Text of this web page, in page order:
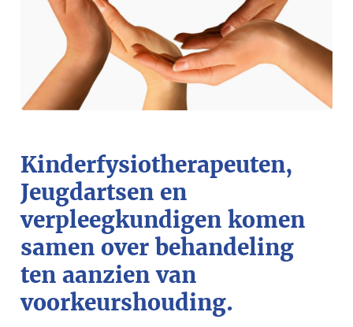
Kinderfysiotherapeuten,
Jeugdartsen en
verpleegkundigen komen
samen over behandeling
ten aanzien van
voorkeurshouding.